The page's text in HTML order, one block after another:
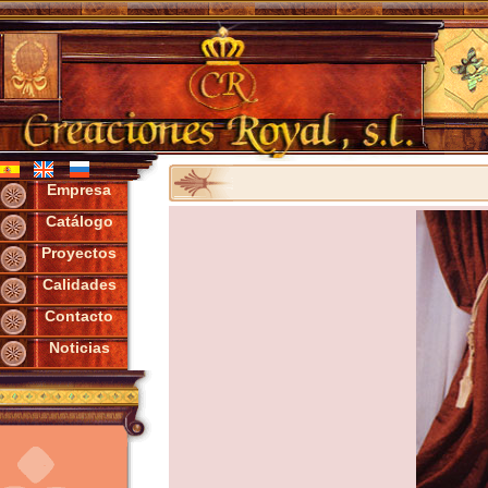
Empresa
Catálogo
Proyectos
Calidades
Contacto
Noticias